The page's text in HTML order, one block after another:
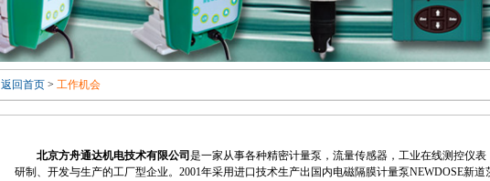
返回首页 > 工作机会
北京方舟通达机电技术有限公司 是一家从事各种精密计量泵，流量传感器，工业在线测控仪表
研制、开发与生产的工厂型企业。2001年采用进口技术生产出国内电磁隔膜计量泵NEWDOSE新道